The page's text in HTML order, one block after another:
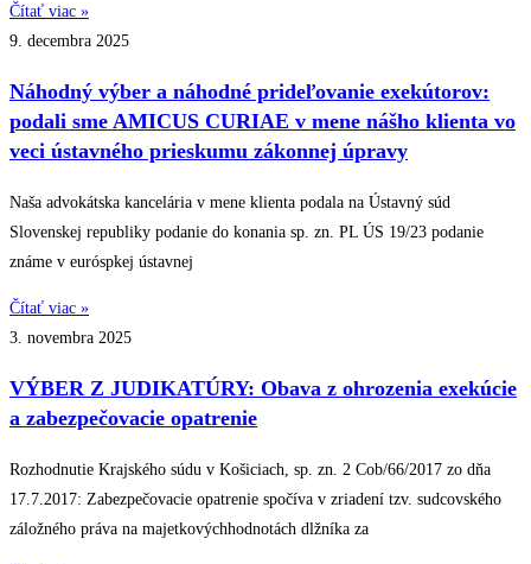
Čítať viac »
9. decembra 2025
Náhodný výber a náhodné prideľovanie exekútorov:
podali sme AMICUS CURIAE v mene nášho klienta vo
veci ústavného prieskumu zákonnej úpravy
Naša advokátska kancelária v mene klienta podala na Ústavný súd
Slovenskej republiky podanie do konania sp. zn. PL ÚS 19/23 podanie
známe v euróspkej ústavnej
Čítať viac »
3. novembra 2025
VÝBER Z JUDIKATÚRY: Obava z ohrozenia exekúcie
a zabezpečovacie opatrenie
Rozhodnutie Krajského súdu v Košiciach, sp. zn. 2 Cob/66/2017 zo dňa
17.7.2017: Zabezpečovacie opatrenie spočíva v zriadení tzv. sudcovského
záložného práva na majetkovýchhodnotách dlžníka za